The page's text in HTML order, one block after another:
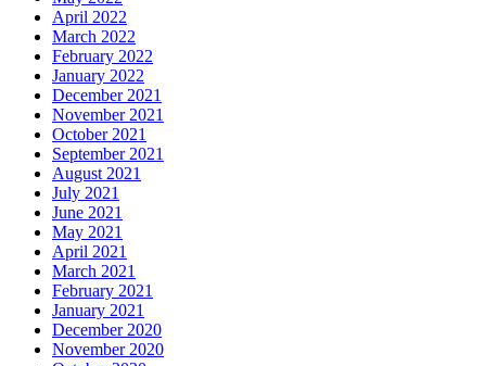
April 2022
March 2022
February 2022
January 2022
December 2021
November 2021
October 2021
September 2021
August 2021
July 2021
June 2021
May 2021
April 2021
March 2021
February 2021
January 2021
December 2020
November 2020